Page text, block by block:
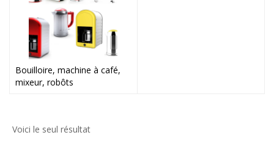
Bouilloire, machine à café,
mixeur, robôts
Voici le seul résultat